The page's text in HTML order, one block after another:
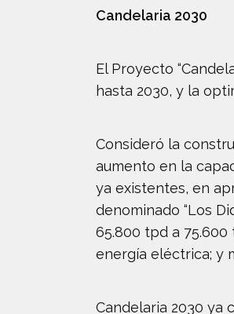
Candelaria 2030
El Proyecto
hasta 2030, y la
Consideró la
aumento en la
ya existentes, en
denominado “Los
65.800 tpd a
energía eléctrica; y
Candelaria 2030 ya